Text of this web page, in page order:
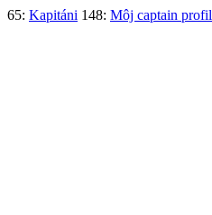
65: Kapitáni 148: Môj captain profil